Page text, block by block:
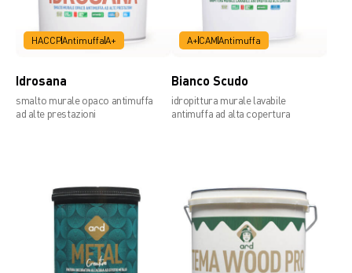
HACCPAntimuffaA+
Idrosana
smalto murale opaco antimuffa
ad alte prestazioni
A+ CAMAntimuffa
Bianco Scudo
idropittura murale lavabile
antimuffa ad alta copertura